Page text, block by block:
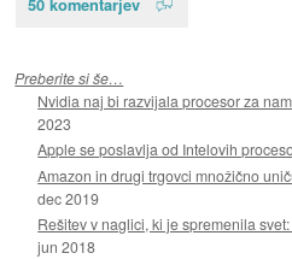
Preberite si še…
Nvidia naj bi razvijala procesor za
2023
Apple se poslavlja od Intelovih
Amazon in drugi trgovci množično
dec 2019
Rešitev v naglici, ki je spremenila
jun 2018